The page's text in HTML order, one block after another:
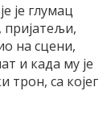
је глумац
пријатељи,
на сцени,
и када му је
трон, са којег